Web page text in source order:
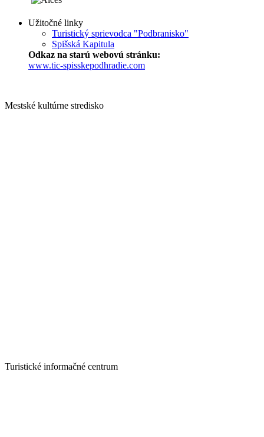
Užitočné linky
Turistický sprievodca "Podbranisko"
Spišská Kapitula
Odkaz na starú webovú stránku:
www.tic-spisskepodhradie.com
Mestské kultúrne stredisko
Turistické informačné centrum